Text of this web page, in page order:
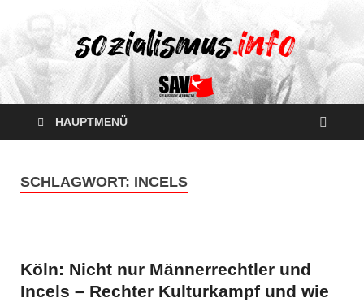
HAUPTMENÜ
SCHLAGWORT: INCELS
Köln: Nicht nur Männerrechtler und
Incels – Rechter Kulturkampf und wie